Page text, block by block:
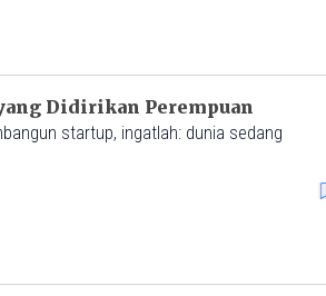
Didirikan Perempuan
startup, ingatlah: dunia sedang